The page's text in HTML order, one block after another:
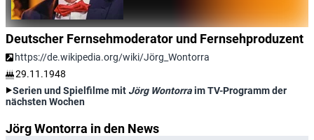
Deutscher Fernsehmoderator und Fernsehproduzent
https://de.wikipedia.org/wiki/Jörg_Wontorra
29.11.1948
Serien und Spielfilme mit Jörg Wontorraim TV-Programm der
nächsten Wochen
Jörg Wontorra in den News